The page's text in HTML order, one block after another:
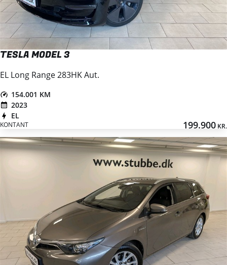
TESLA MODEL 3
EL Long Range 283HK Aut.
154.001 KM
2023
EL
KONTANT 199.900 KR.